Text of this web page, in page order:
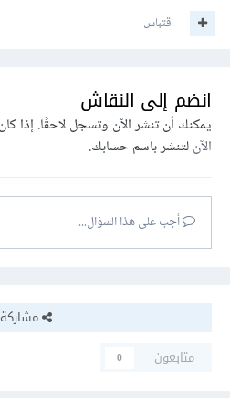
اقتباس
انضم إلى النقاش
يمكنك أن تنشر الآن وتسجل لاحقًا. إذا
الآنلتنشر باسم حسابك.
أجب على هذا السؤال...
مشاركة
متابعون
0